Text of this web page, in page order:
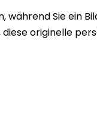
während Sie ein
originelle